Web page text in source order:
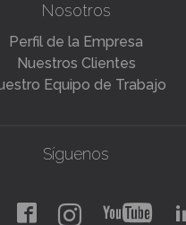
Nosotros
Perfil de la Empresa
Nuestros Clientes
Equipo de Trabajo
Síguenos